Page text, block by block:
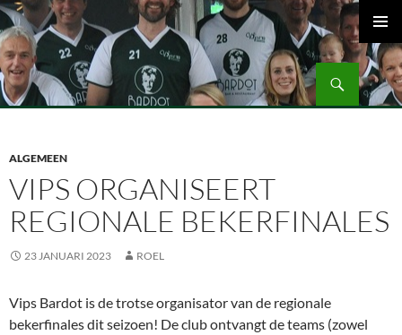
Ga
naar
de
inhoud
Volleybalvereniging Vips Bardot
Zoeken
MENU
ALGEMEEN
VIPS ORGANISEERT
REGIONALE BEKERFINALES
23 JANUARI 2023 ROEL
Vips Bardot is de trotse organisator van de regionale
bekerfinales dit seizoen! De club ontvangt de teams (zowel